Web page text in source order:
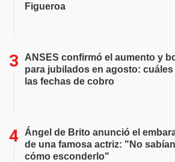
Figueroa
ANSES confirmó el aumento y
para jubilados en agosto: cuáles
las fechas de cobro
Ángel de Brito anunció el
de una famosa actriz: "No sabían
cómo esconderlo"